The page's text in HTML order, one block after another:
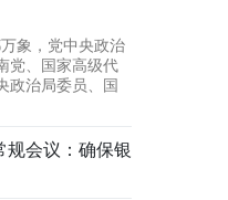
象，党中央政治
党、国家高级代
政治局委员、国
规会议：确保银